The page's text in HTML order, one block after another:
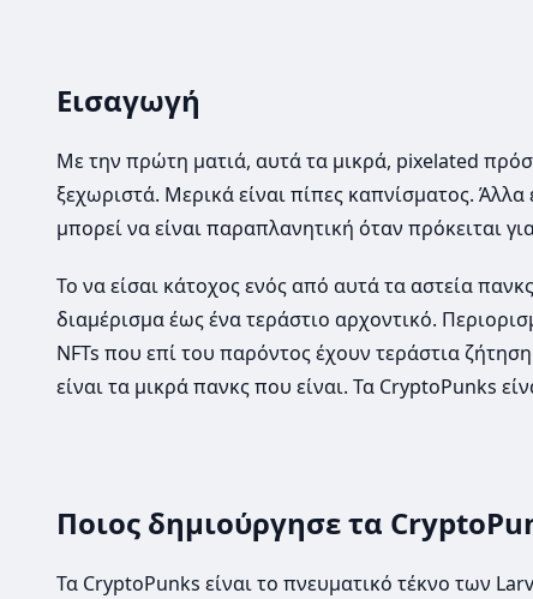
Εισαγωγή
Με την πρώτη ματιά, αυτά τα μικρά, pixelated
ξεχωριστά. Μερικά είναι πίπες καπνίσματος.
μπορεί να είναι παραπλανητική όταν πρόκειται
Το να είσαι κάτοχος ενός από αυτά τα αστεία
διαμέρισμα έως ένα τεράστιο αρχοντικό.
NFTs που επί του παρόντος έχουν τεράστια
είναι τα μικρά πανκς που είναι. Τα CryptoPunks
Ποιος δημιούργησε τα
Τα CryptoPunks είναι το πνευματικό τέκνο των